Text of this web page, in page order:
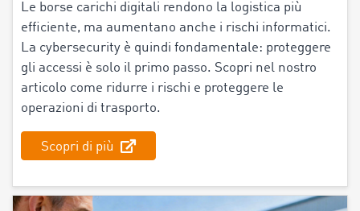
Le borse carichi digitali rendono la logistica più
efficiente, ma aumentano anche i rischi informatici.
La cybersecurity è quindi fondamentale: proteggere
gli accessi è solo il primo passo. Scopri nel nostro
articolo come ridurre i rischi e proteggere le
operazioni di trasporto.
Scopri di più